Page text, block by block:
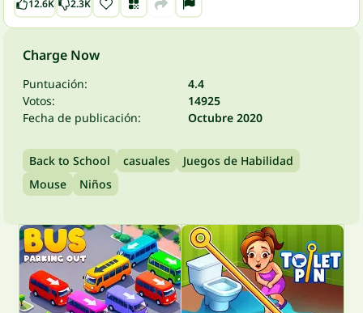
12.6K 2.3K
Charge Now
Puntuación:
4.4
Votos:
14925
Fecha de publicación:
Octubre 2020
Back to School casuales
Juegos de Habilidad
Mouse
Niños